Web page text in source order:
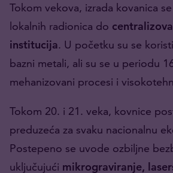
Tokom vekova, izrada kovanica
lokalnih radionica do
institucija. U početku su se
bazni metali, ali su se u periodu
mehanizovani procesi i
Tokom 20. i 21. veka, kovnice
preduzeća za svaku nacionalnu
Postepeno se uvode ozbiljne
uključujući mikrograviranje,